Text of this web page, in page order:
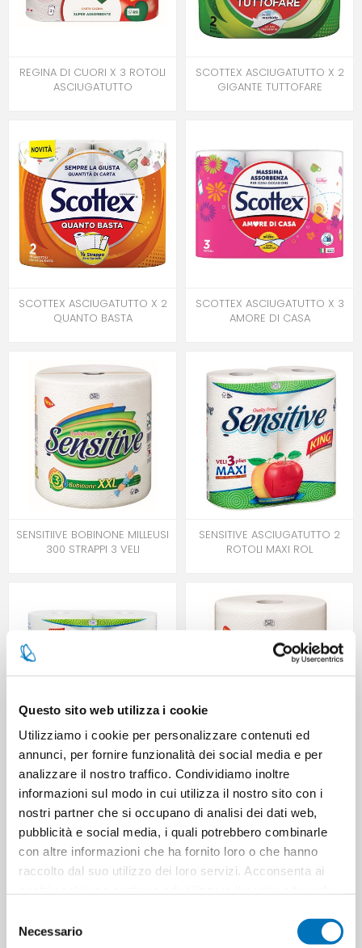
Questo sito web utilizza i cookie
Utilizziamo i cookie per personalizzare contenuti ed
annunci, per fornire funzionalità dei social media e per
analizzare il nostro traffico. Condividiamo inoltre
informazioni sul modo in cui utilizza il nostro sito con i
nostri partner che si occupano di analisi dei dati web,
pubblicità e social media, i quali potrebbero combinarle
con altre informazioni che ha fornito loro o che hanno
raccolto dal suo utilizzo dei loro servizi. Acconsenta ai
delNecessario
REGINA DI CUORI X 3 ROTOLI
ASCIUGATUTTO
SCOTTEX ASCIUGATUTTO X 2
GIGANTE TUTTOFARE
SCOTTEX ASCIUGATUTTO X 2
QUANTO BASTA
SCOTTEX ASCIUGATUTTO X 3
AMORE DI CASA
SENSITIIVE BOBINONE MILLEUSI
300 STRAPPI 3 VELI
SENSITIVE ASCIUGATUTTO 2
ROTOLI MAXI ROL
SENSITIVE ASCIUGHINO 2
ROTOLI ART.751
SENSITIVE BOBINETTA XL
MILLEUSI 240 STRAPPI 3 VELI